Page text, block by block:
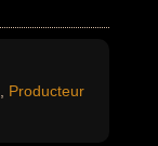
Producteur